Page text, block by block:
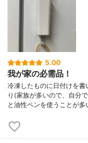
5.00
我が家の必需品！
冷凍したものに日付けを
り(家族が多いので、自分
と油性ペンを使うことが